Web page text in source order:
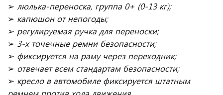
➢ люлька-переноска, группа 0+ (0-13 кг);
➢ капюшон от непогоды;
➢ регулируемая ручка для переноски;
➢ 3-х точечные ремни безопасности;
➢ фиксируется на раму через переходник;
➢ отвечает всем стандартам безопасности;
➢ кресло в автомобиле фиксируется штатным